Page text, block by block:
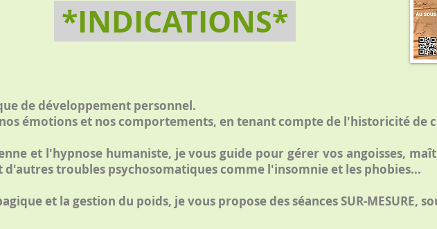
*INDICATIONS*
de développement personnel.
émotions et nos comportements, en tenant compte de l'historicité de
et l'hypnose humaniste, je vous guide pour gérer vos angoisses,
troubles psychosomatiques comme l'insomnie et les phobies...
et la gestion du poids, je vous propose des séances SUR-MESURE,